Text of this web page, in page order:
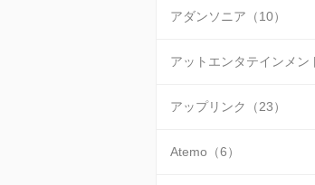
アダンソニア（10）
アットエンタテインメン
アップリンク（23）
Atemo（6）